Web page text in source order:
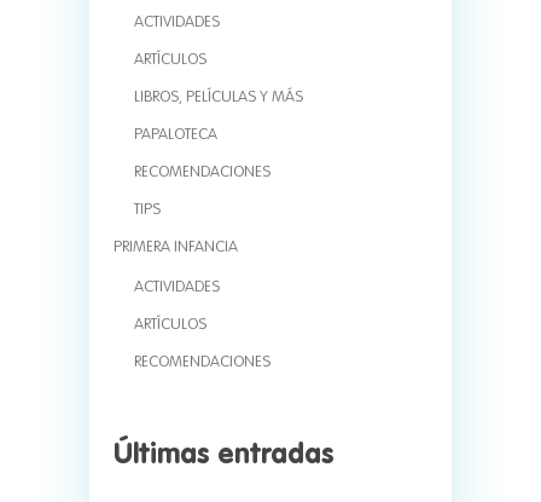
ACTIVIDADES
ARTÍCULOS
LIBROS, PELÍCULAS Y MÁS
PAPALOTECA
RECOMENDACIONES
TIPS
PRIMERA INFANCIA
ACTIVIDADES
ARTÍCULOS
RECOMENDACIONES
Últimas entradas